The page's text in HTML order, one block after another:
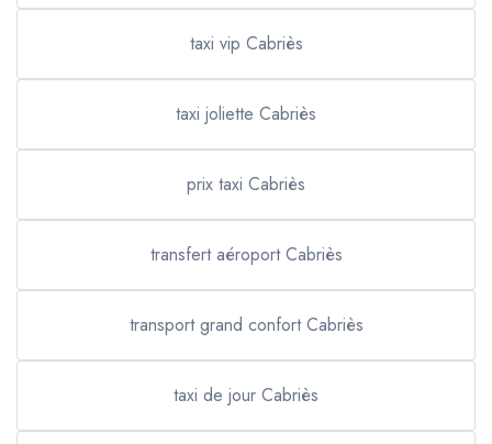
taxi vip Cabriès
taxi joliette Cabriès
prix taxi Cabriès
transfert aéroport Cabriès
transport grand confort Cabriès
taxi de jour Cabriès